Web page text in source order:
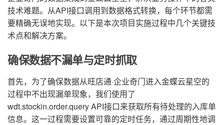
技术难题。从API接口调用到数据格式转换，每个环节都需
要精确无误地实现。以下是本次项目实施过程中几个关键技
术点和解决方案。
确保数据不漏单与定时抓取
首先，为了确保数据从旺店通·企业奇门进入金蝶云星空的
过程中不出现漏单现象，我们使用了
wdt.stockin.order.query API接口来获取所有待处理的入库单
信息。这一过程需要设置可靠的定时任务，通过周期性地调